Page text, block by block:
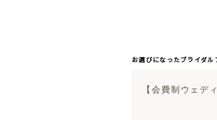
お選びになったブライダル
【会費制ウェ